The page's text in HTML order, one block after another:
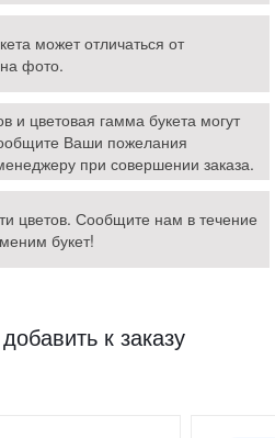
может отличаться от
фото.
и цветовая гамма букета могут
Ваши пожелания
при совершении заказа.
цветов. Сообщите нам в течение
букет!
к заказу